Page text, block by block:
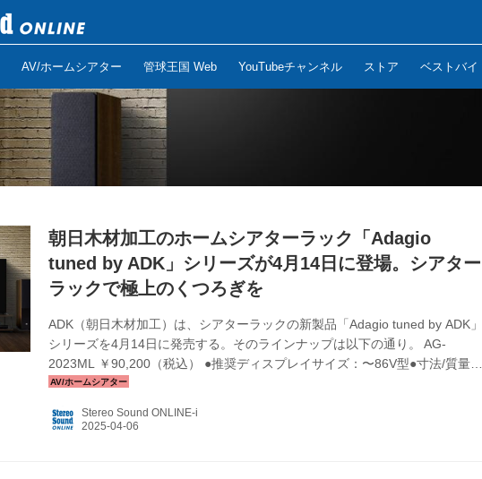
AV/ホームシアター 管球王国 Web YouTubeチャンネル ストア ベストバイ
朝日木材加工のホームシアターラック「Adagio
tuned by ADK」シリーズが4月14日に登場。シアター
ラックで極上のくつろぎを
ADK（朝日木材加工）は、シアターラックの新製品「Adagio tuned by ADK」
シリーズを4月14日に発売する。そのラインナップは以下の通り。 AG-
2023ML ￥90,200（税込） ●推奨ディスプレイサイズ：〜86V型●寸法/質量：
W2000×H325×D525mm/41kg AG-2018ML ￥90,200（税込） ●推奨ディスプ
17238ML ￥88,000（税込） ●推奨ディスプレイサイズ：〜77V型●寸法/質
Stereo Sound ONLINE-i